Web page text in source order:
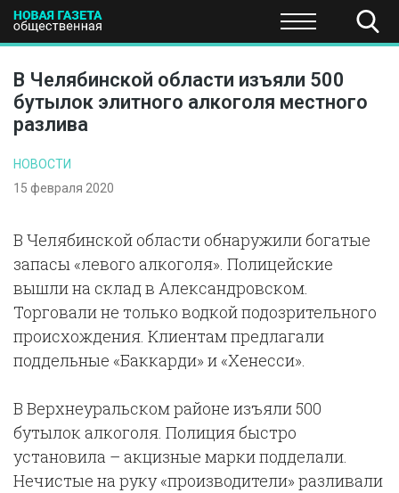
ПОЛИТИКА ЭКОНОМИКА НАУКА И
В Челябинской области изъяли 500
бутылок элитного алкоголя местного
разлива
НОВОСТИ
15 февраля 2020
В Челябинской области обнаружили богатые
запасы «левого алкоголя». Полицейские
вышли на склад в Александровском.
Торговали не только водкой подозрительного
происхождения. Клиентам предлагали
поддельные «Баккарди» и «Хенесси».
В Верхнеуральском районе изъяли 500
бутылок алкоголя. Полиция быстро
установила – акцизные марки подделали.
Нечистые на руку «производители» разливали